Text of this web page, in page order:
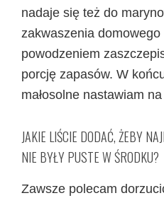
nadaje się też do
zakwaszenia
powodzeniem
porcję zapasów. W
małosolne nastawiam
JAKIE LIŚCIE DODAĆ, ŻEBY
NIE BYŁY PUSTE W ŚRODKU?
Zawsze polecam